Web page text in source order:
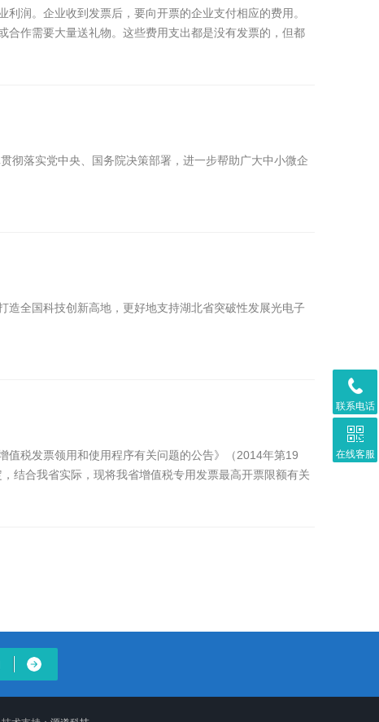
润。企业收到发票后，要向开票的企业支付相应的费用。
作需要大量送礼物。这些费用支出都是没有发票的，但都
彻落实党中央、国务院决策部署，进一步帮助广大中小微企
全国科技创新高地，更好地支持湖北省突破性发展光电子
值税发票领用和使用程序有关问题的公告》（2014年第19
结合我省实际，现将我省增值税专用发票最高开票限额有关
联系电话
在线客服